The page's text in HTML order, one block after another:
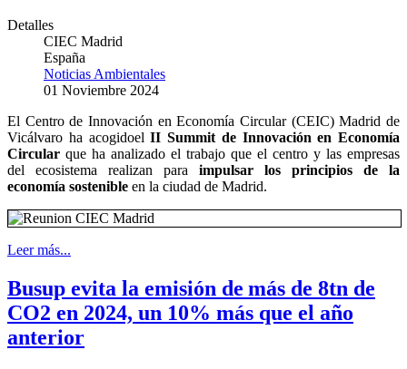
Detalles
CIEC Madrid
España
Noticias Ambientales
01 Noviembre 2024
El Centro de Innovación en Economía Circular (CEIC) Madrid de
Vicálvaro ha acogidoelII Summit de Innovación en Economía
Circular que ha analizado el trabajo que el centro y las empresas
del ecosistema realizan para impulsar los principios de la
economía sostenible en la ciudad de Madrid.
Leer más...
Busup evita la emisión de más de 8tn de
CO2 en 2024, un 10% más que el año
anterior